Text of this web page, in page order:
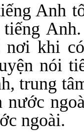
tốt
khi
nói
trung
nước
ngoài.